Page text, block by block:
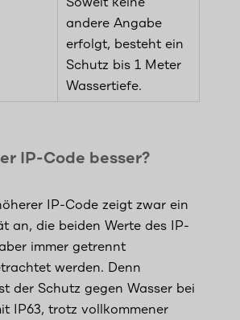
andere Angabe
erfolgt, besteht ein
Schutz bis 1 Meter
Wassertiefe.
IP-Code besser?
IP-Code zeigt zwar ein
an, die beiden Werte des IP-
immer getrennt
werden. Denn
der Schutz gegen Wasser bei
IP63, trotz vollkommener